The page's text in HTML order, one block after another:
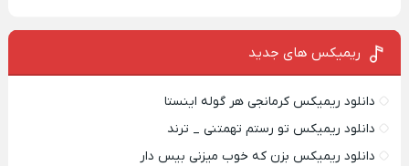
ریمیکس‌ های جدید
دانلود ریمیکس کرمانجی هر گوله اینستا
دانلود ریمیکس تو رستم تهمتنی _ ترند
دانلود ریمیکس بزن که خوب میزنی بیس دار